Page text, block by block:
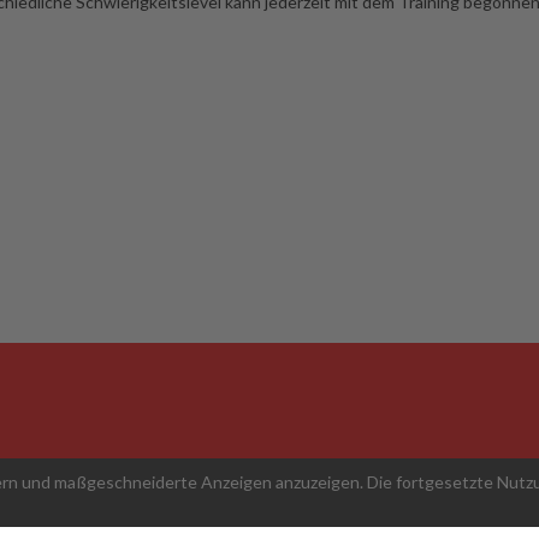
und maßgeschneiderte Anzeigen anzuzeigen. Die fortgesetzte